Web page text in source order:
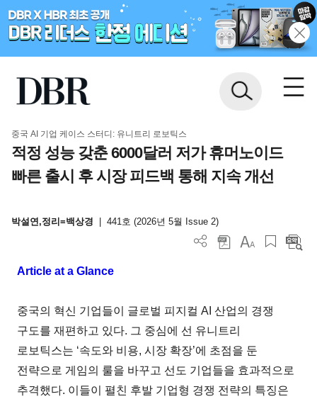
중국 AI 기업 케이스 스터디: 유니트리 로보틱스
적정 성능 갖춘 6000달러 저가 휴머노이드
빠른 출시 후 시장 피드백 통해 지속 개선
박설연,정리=백상경 441호 (2026년 5월 Issue 2)
Article at a Glance
중국의 혁신 기업들이 글로벌 피지컬 AI 산업의 경쟁
구도를 재편하고 있다. 그 중심에 선 유니트리
로보틱스는 ‘속도와 비용, 시장 확장’에 초점을 둔
전략으로 게임의 룰을 바꾸고 선도 기업들을 효과적으로
추격했다. 이들이 펼친 후발 기업형 경쟁 전략의 특징은